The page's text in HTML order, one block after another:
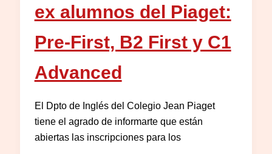
ex alumnos del Piaget:
Pre-First, B2 First y C1
Advanced
El Dpto de Inglés del Colegio Jean Piaget
tiene el agrado de informarte que están
abiertas las inscripciones para los